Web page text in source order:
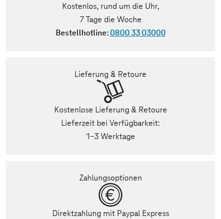
Kostenlos, rund um die Uhr,
7 Tage die Woche
Bestellhotline:0800 33 03000
Lieferung & Retoure
Kostenlose Lieferung & Retoure
Lieferzeit bei Verfügbarkeit:
1-3 Werktage
Zahlungsoptionen
Direktzahlung mit Paypal Express